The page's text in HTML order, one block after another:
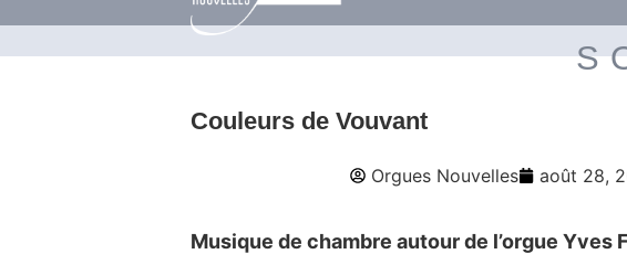
Couleurs de Vouvant
Orgues Nouvelles août 28,
Musique de chambre autour de l’orgue Yves